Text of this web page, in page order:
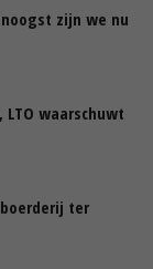
zijn we nu
waarschuwt
ter